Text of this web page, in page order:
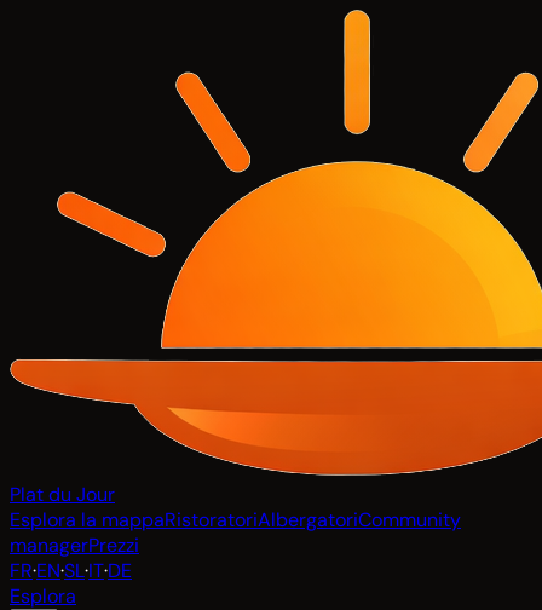
Plat du Jour
Esplora la mappaRistoratoriAlbergatoriCommunity
managerPrezzi
FR·EN·SL·IT·DE
Esplora